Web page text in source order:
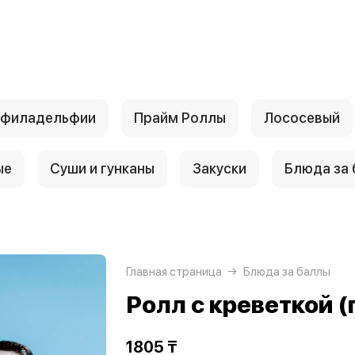
Прайм Роллы Лососевый
Суши и гунканы Закуски Блюда за
Главная страница Блюда за баллы
Ролл с креветкой
1805 ₸